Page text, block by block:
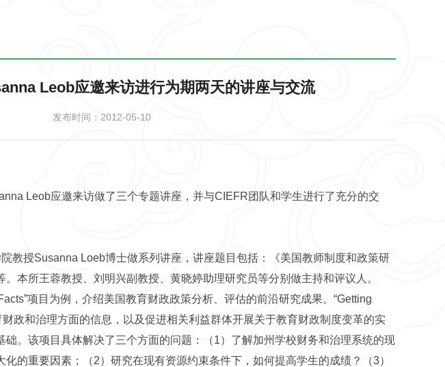
Leob应邀来访进行为期两天的讲座与交流
发布时间：2012-05-10
Leob应邀来访做了三个专题讲座，并与CIEFR团队和学生进行了充分的交
教授Susanna Loeb博士做系列讲座，讲座题目包括：《美国教师制度和政策研
本所王蓉教授、刘明兴副教授、黄晓婷助理研究员等分别做主持和评议人。
项目为例，介绍美国教育财政政策分析、评估的前沿研究成果。“Getting
政和治理方面的信息，以及促进相关利益群体开展关于教育财政制度变革的实
。该项目具体解决了三个方面的问题：（1）了解加州学校财务和治理系统的现
的重要因素；（2）研究在现有资源约束条件下，如何提高学生的成绩？（3）